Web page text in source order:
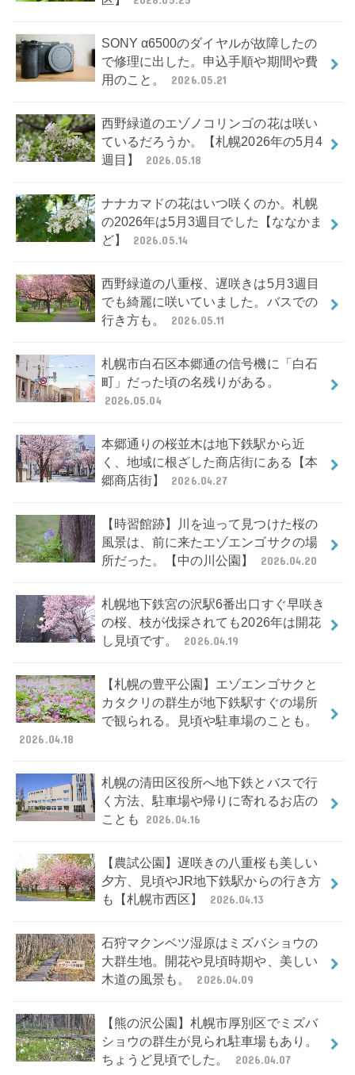
SONY α6500のダイヤルが故障したの
で修理に出した。申込手順や期間や費
用のこと。
2026.05.21
西野緑道のエゾノコリンゴの花は咲い
ているだろうか。【札幌2026年の5月4
週目】
2026.05.18
ナナカマドの花はいつ咲くのか。札幌
の2026年は5月3週目でした【ななかま
ど】
2026.05.14
西野緑道の八重桜、遅咲きは5月3週目
でも綺麗に咲いていました。バスでの
行き方も。
2026.05.11
札幌市白石区本郷通の信号機に「白石
町」だった頃の名残りがある。
2026.05.04
本郷通りの桜並木は地下鉄駅から近
く、地域に根ざした商店街にある【本
郷商店街】
2026.04.27
【時習館跡】川を辿って見つけた桜の
風景は、前に来たエゾエンゴサクの場
所だった。【中の川公園】
2026.04.20
札幌地下鉄宮の沢駅6番出口すぐ早咲き
の桜、枝が伐採されても2026年は開花
し見頃です。
2026.04.19
【札幌の豊平公園】エゾエンゴサクと
カタクリの群生が地下鉄駅すぐの場所
で観られる。見頃や駐車場のことも。
2026.04.18
札幌の清田区役所へ地下鉄とバスで行
く方法、駐車場や帰りに寄れるお店の
ことも
2026.04.16
【農試公園】遅咲きの八重桜も美しい
夕方、見頃やJR地下鉄駅からの行き方
も【札幌市西区】
2026.04.13
石狩マクンベツ湿原はミズバショウの
大群生地。開花や見頃時期や、美しい
木道の風景も。
2026.04.09
【熊の沢公園】札幌市厚別区でミズバ
ショウの群生が見られ駐車場もあり。
ちょうど見頃でした。
2026.04.07